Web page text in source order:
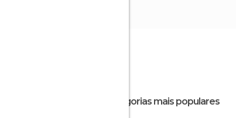
Categorias mais populares